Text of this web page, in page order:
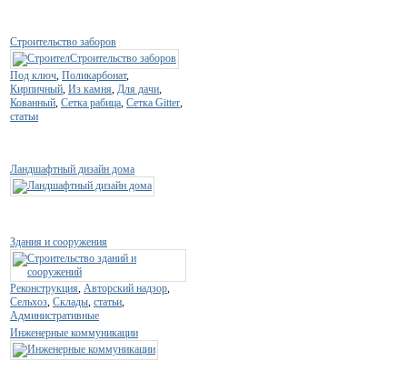
Строительство заборов
Под ключ, Поликарбонат,
Кирпичный, Из камня, Для дачи,
Кованный, Сетка рабица, Сетка Gitter,
статьи
Ландшафтный дизайн дома
Здания и сооружения
Реконструкция, Авторский надзор,
Сельхоз, Склады, статьи,
Административные
Инженерные коммуникации